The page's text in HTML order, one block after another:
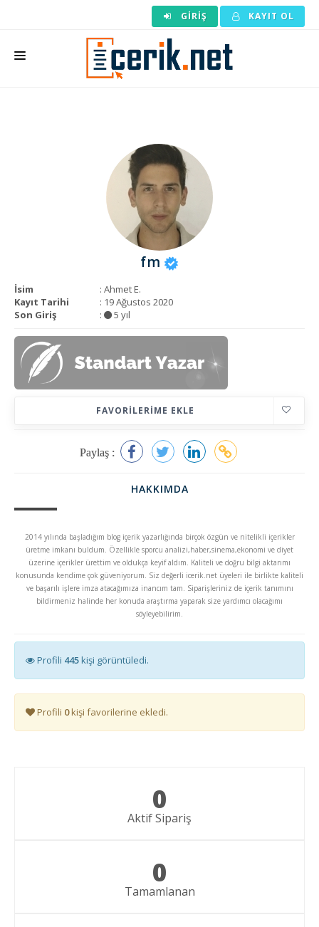
GIRIŞ KAYIT OL
KURUMSAL
fm
İsim
: Ahmet E.
Kayıt Tarihi
: 19 Ağustos 2020
Son Giriş
: 5 yıl
FAVORILERIME EKLE
Paylaş :
HAKKIMDA
2014 yılında başladığım blog içerik yazarlığında birçok özgün ve nitelikli içerikler
üretme imkanı buldum. Özellikle sporcu analizi,haber,sinema,ekonomi ve diyet
üzerine içerikler ürettim ve oldukça keyif aldım. Kaliteli ve doğru bilgi aktarımı
konusunda kendime çok güveniyorum. Siz değerli icerik.net üyeleri ile birlikte kaliteli
ve başarılı işlere imza atacağımıza inancım tam. Siparişleriniz de içerik tanımını
bildirmeniz halinde her konuda araştırma yaparak size yardımcı olacağımı
söyleyebilirim.
Profili 445kişi görüntüledi.
Profili 0kişi favorilerine ekledi.
0
Aktif Sipariş
0
Tamamlanan